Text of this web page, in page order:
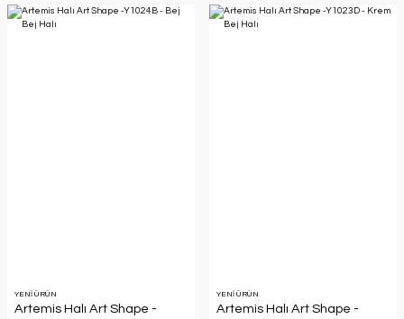
YENİ ÜRÜN
Artemis Halı Art Shape -
YENİ ÜRÜN
Artemis Halı Art Shape -